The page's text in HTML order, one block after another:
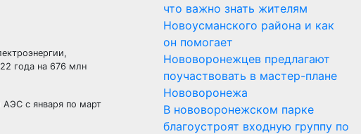
года на 676 млн
АЭС с января по март
что важно знать жителям
Новоусманского района и как
он помогает
Нововоронежцев предлагают
поучаствовать в мастер-плане
Нововоронежа
В нововоронежском парке
благоустроят входную группу по